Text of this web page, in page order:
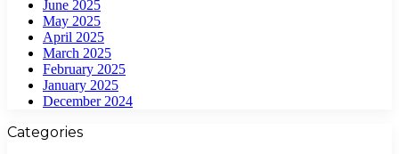
June 2025
May 2025
April 2025
March 2025
February 2025
January 2025
December 2024
Categories